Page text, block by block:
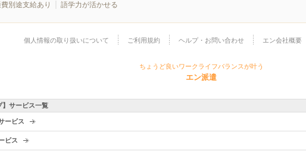
別途支給あり 語学力が活かせる
個人情報の取り扱いについて ご利用規約 ヘルプ・お問い合わせ エン会社概要
ちょうど良いワークライフバランスが叶う
エン派遣
】サービス一覧
ービス
ビス